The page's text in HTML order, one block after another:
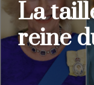
La
reine